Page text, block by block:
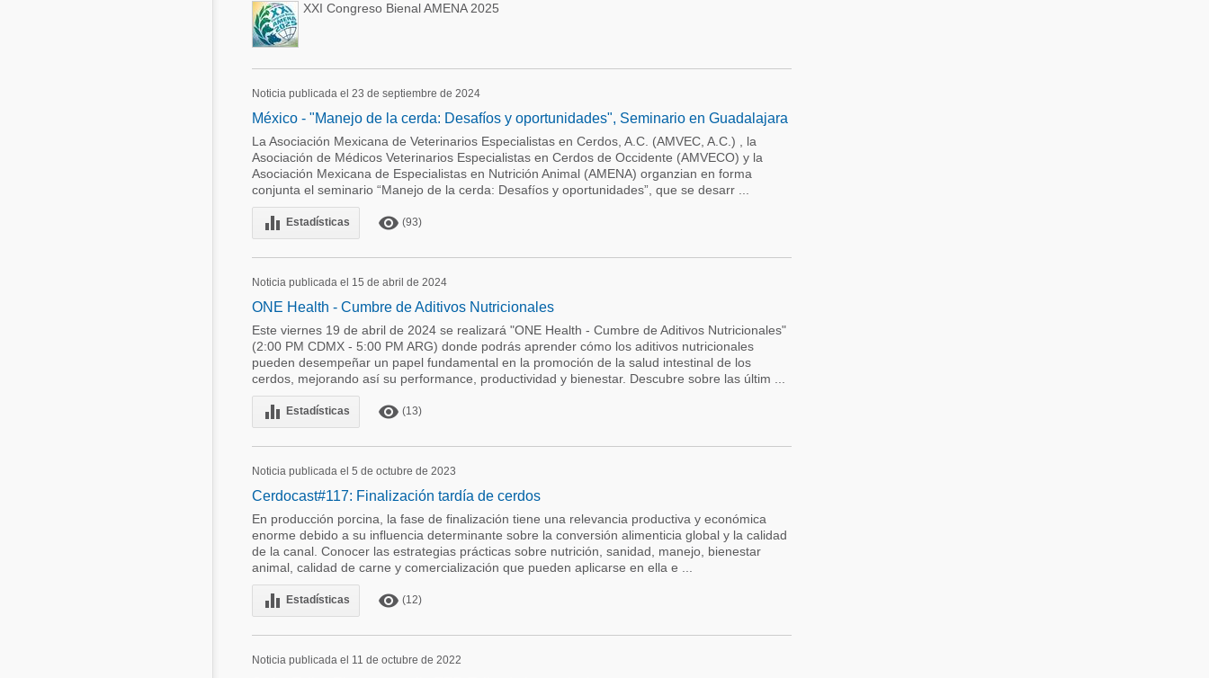
XXI Congreso Bienal AMENA 2025
Noticia publicada el 23 de septiembre de 2024
México - "Manejo de la cerda: Desafíos y oportunidades", Seminario en Guadalajara
La Asociación Mexicana de Veterinarios Especialistas en Cerdos, A.C. (AMVEC, A.C.) , la
Asociación de Médicos Veterinarios Especialistas en Cerdos de Occidente (AMVECO) y la
Asociación Mexicana de Especialistas en Nutrición Animal (AMENA) organzian en forma
conjunta el seminario “Manejo de la cerda: Desafíos y oportunidades”, que se desarr ...
equalizer Estadísticas remove_red_eye (93)
Noticia publicada el 15 de abril de 2024
ONE Health - Cumbre de Aditivos Nutricionales
Este viernes 19 de abril de 2024 se realizará "ONE Health - Cumbre de Aditivos Nutricionales"
(2:00 PM CDMX - 5:00 PM ARG) donde podrás aprender cómo los aditivos nutricionales
pueden desempeñar un papel fundamental en la promoción de la salud intestinal de los
cerdos, mejorando así su performance, productividad y bienestar. Descubre sobre las últim ...
equalizer Estadísticas remove_red_eye (13)
Noticia publicada el 5 de octubre de 2023
Cerdocast#117: Finalización tardía de cerdos
En producción porcina, la fase de finalización tiene una relevancia productiva y económica
enorme debido a su influencia determinante sobre la conversión alimenticia global y la calidad
de la canal. Conocer las estrategias prácticas sobre nutrición, sanidad, manejo, bienestar
animal, calidad de carne y comercialización que pueden aplicarse en ella e ...
equalizer Estadísticas remove_red_eye (12)
Noticia publicada el 11 de octubre de 2022